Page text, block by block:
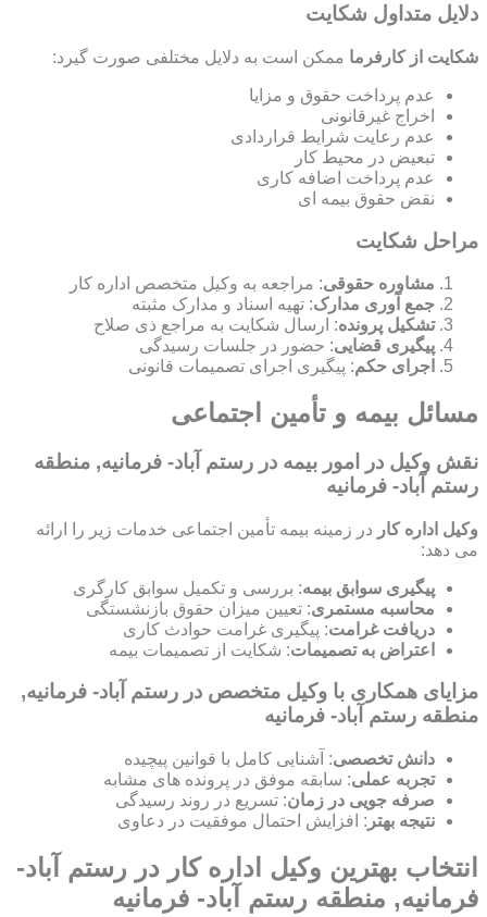
دلایل متداول شکایت
شکایت از کارفرما ممکن است به دلایل مختلفی صورت گیرد:
عدم پرداخت حقوق و مزایا
اخراج غیرقانونی
عدم رعایت شرایط قراردادی
تبعیض در محیط کار
عدم پرداخت اضافه کاری
نقض حقوق بیمه ای
مراحل شکایت
مشاوره حقوقی: مراجعه به وکیل متخصص اداره کار
جمع آوری مدارک: تهیه اسناد و مدارک مثبته
تشکیل پرونده: ارسال شکایت به مراجع ذی صلاح
پیگیری قضایی: حضور در جلسات رسیدگی
اجرای حکم: پیگیری اجرای تصمیمات قانونی
مسائل بیمه و تأمین اجتماعی
نقش وکیل در امور بیمه در رستم آباد- فرمانیه, منطقه
رستم آباد- فرمانیه
وکیل اداره کار در زمینه بیمه تأمین اجتماعی خدمات زیر را ارائه
می دهد:
پیگیری سوابق بیمه: بررسی و تکمیل سوابق کارگری
محاسبه مستمری: تعیین میزان حقوق بازنشستگی
دریافت غرامت: پیگیری غرامت حوادث کاری
اعتراض به تصمیمات: شکایت از تصمیمات بیمه
مزایای همکاری با وکیل متخصص در رستم آباد- فرمانیه,
منطقه رستم آباد- فرمانیه
دانش تخصصی: آشنایی کامل با قوانین پیچیده
تجربه عملی: سابقه موفق در پرونده های مشابه
صرفه جویی در زمان: تسریع در روند رسیدگی
نتیجه بهتر : افزایش احتمال موفقیت در دعاوی
انتخاب بهترین وکیل اداره کار در رستم آباد-
فرمانیه, منطقه رستم آباد- فرمانیه